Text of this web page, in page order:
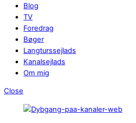
Blog
TV
Foredrag
Bøger
Langturssejlads
Kanalsejlads
Om mig
Close